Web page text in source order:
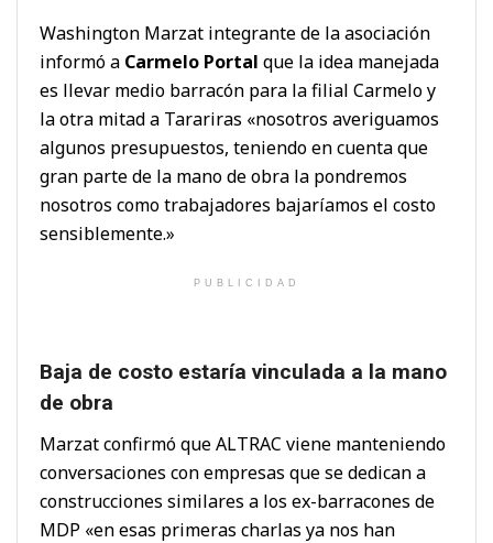
Washington Marzat integrante de la asociación
informó a Carmelo Portal que la idea manejada
es llevar medio barracón para la filial Carmelo y
la otra mitad a Tarariras «nosotros averiguamos
algunos presupuestos, teniendo en cuenta que
gran parte de la mano de obra la pondremos
nosotros como trabajadores bajaríamos el costo
sensiblemente.»
PUBLICIDAD
Baja de costo estaría vinculada a la mano
de obra
Marzat confirmó que ALTRAC viene manteniendo
conversaciones con empresas que se dedican a
construcciones similares a los ex-barracones de
MDP «en esas primeras charlas ya nos han